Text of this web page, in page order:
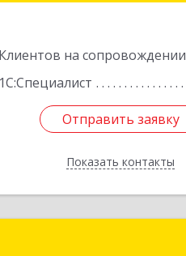
Клиентов на сопровождении
1С:Специалист
Отправить заявку
Показать контакты
Отправить заявку
Назад